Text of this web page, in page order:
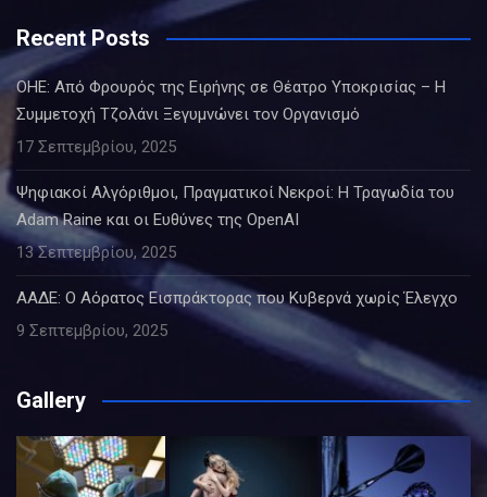
Recent Posts
ΟΗΕ: Από Φρουρός της Ειρήνης σε Θέατρο Υποκρισίας – Η
Συμμετοχή Τζολάνι Ξεγυμνώνει τον Οργανισμό
17 Σεπτεμβρίου, 2025
Ψηφιακοί Αλγόριθμοι, Πραγματικοί Νεκροί: Η Τραγωδία του
Adam Raine και οι Ευθύνες της OpenAI
13 Σεπτεμβρίου, 2025
ΑΑΔΕ: Ο Αόρατος Εισπράκτορας που Κυβερνά χωρίς Έλεγχο
9 Σεπτεμβρίου, 2025
Gallery